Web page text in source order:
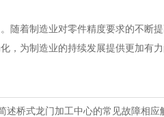
着制造业对零件精度要求的不断提
，为制造业的持续发展提供更加有力
述桥式龙门加工中心的常见故障相应